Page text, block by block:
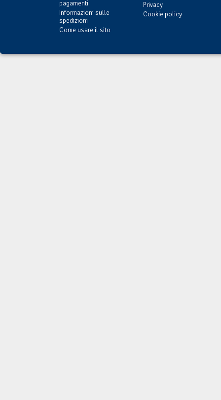
pagamenti
Informazioni sulle
spedizioni
Come usare il sito
Privacy
Cookie policy